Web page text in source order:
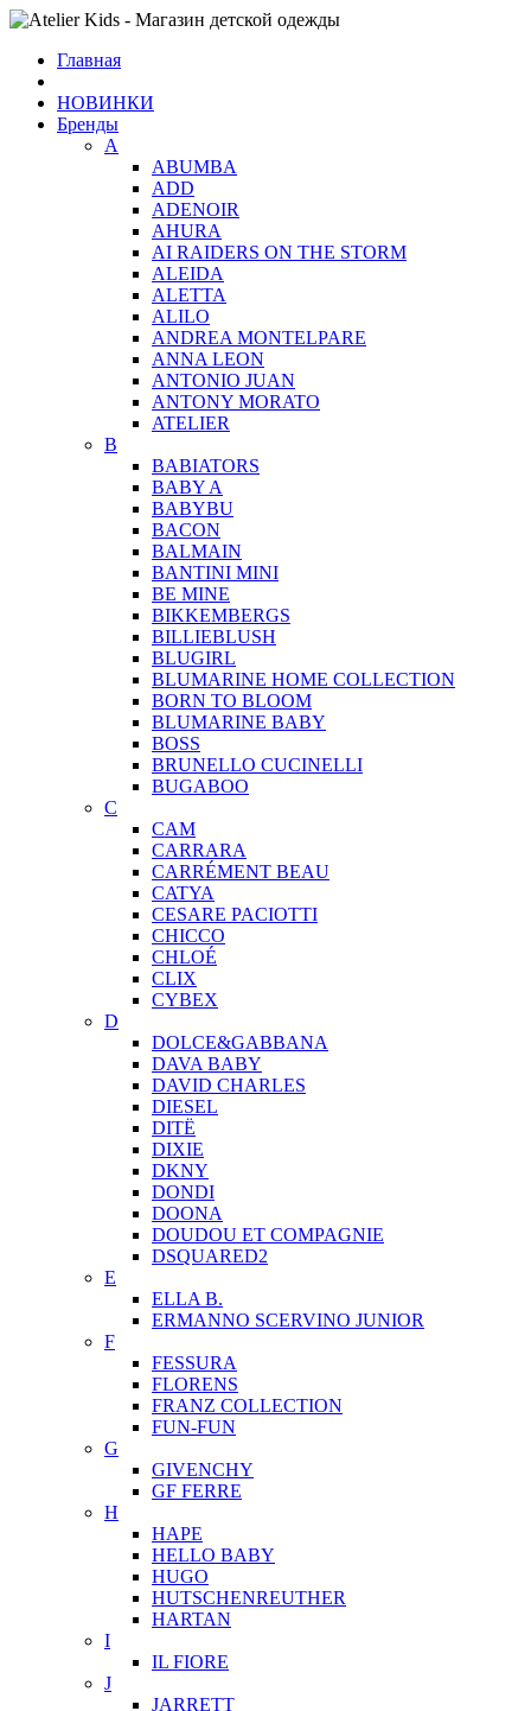
Главная
НОВИНКИ
Бренды
A
ABUMBA
ADD
ADENOIR
AHURA
AI RAIDERS ON THE STORM
ALEIDA
ALETTA
ALILO
ANDREA MONTELPARE
ANNA LEON
ANTONIO JUAN
ANTONY MORATO
ATELIER
B
BABIATORS
BABY A
BABYBU
BACON
BALMAIN
BANTINI MINI
BE MINE
BIKKEMBERGS
BILLIEBLUSH
BLUGIRL
BLUMARINE HOME COLLECTION
BORN TO BLOOM
BLUMARINE BABY
BOSS
BRUNELLO CUCINELLI
BUGABOO
C
CAM
CARRARA
CARRÉMENT BEAU
CATYA
CESARE PACIOTTI
CHICCO
CHLOÉ
CLIX
CYBEX
D
DOLCE&GABBANA
DAVA BABY
DAVID CHARLES
DIESEL
DITЁ
DIXIE
DKNY
DONDI
DOONA
DOUDOU ET COMPAGNIE
DSQUARED2
E
ELLA B.
ERMANNO SCERVINO JUNIOR
F
FESSURA
FLORENS
FRANZ COLLECTION
FUN-FUN
G
GIVENCHY
GF FERRE
H
HAPE
HELLO BABY
HUGO
HUTSCHENREUTHER
HARTAN
I
IL FIORE
J
JARRETT